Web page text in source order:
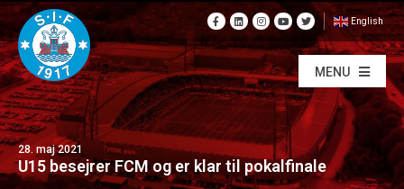
English
MENU
28. maj 2021
U15 besejrer FCM og er klar til pokalfinale